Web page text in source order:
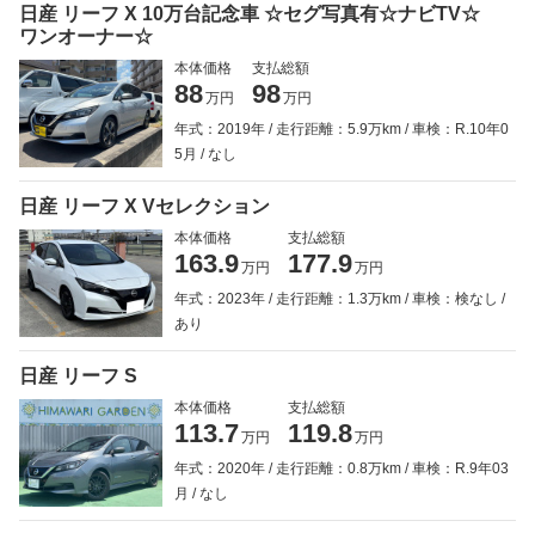
日産 リーフ X 10万台記念車 ☆セグ写真有☆ナビTV☆
ワンオーナー☆
本体価格
88万円
支払総額
98万円
年式：2019年
走行距離：5.9万km
車検：R.10年0
5月
なし
日産 リーフ X Vセレクション
本体価格
163.9万円
支払総額
177.9万円
年式：2023年
走行距離：1.3万km
車検：検なし
あり
日産 リーフ S
本体価格
113.7万円
支払総額
119.8万円
年式：2020年
走行距離：0.8万km
車検：R.9年03
月
なし